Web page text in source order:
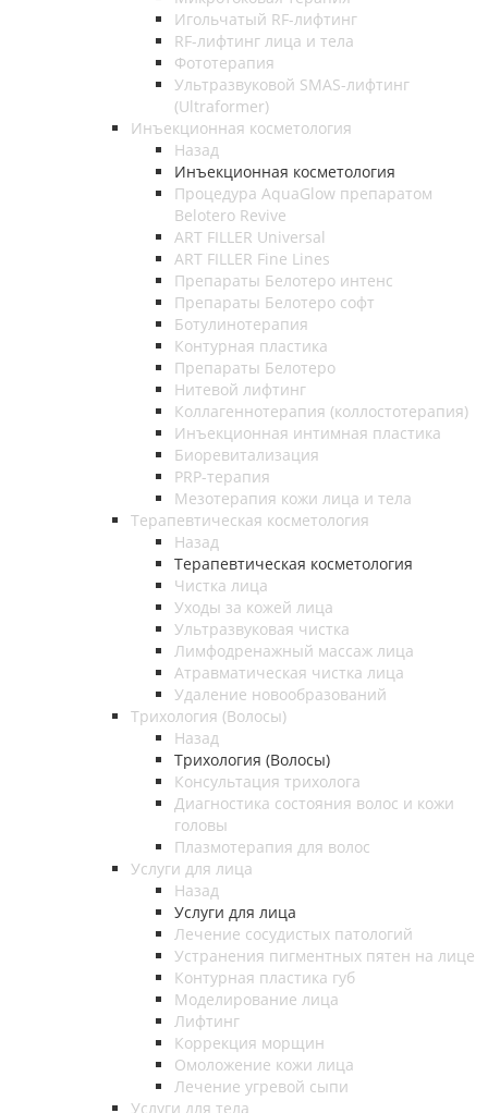
Игольчатый RF-лифтинг
RF-лифтинг лица и тела
Фототерапия
Ультразвуковой SMAS-лифтинг
(Ultraformer)
Инъекционная косметология
Назад
Инъекционная косметология
Процедура AquaGlow препаратом
Belotero Revive
ART FILLER Universal
ART FILLER Fine Lines
Препараты Белотеро интенс
Препараты Белотеро софт
Ботулинотерапия
Контурная пластика
Препараты Белотеро
Нитевой лифтинг
Коллагеннотерапия (коллостотерапия)
Инъекционная интимная пластика
Биоревитализация
PRP-терапия
Мезотерапия кожи лица и тела
Терапевтическая косметология
Назад
Терапевтическая косметология
Чистка лица
Уходы за кожей лица
Ультразвуковая чистка
Лимфодренажный массаж лица
Атравматическая чистка лица
Удаление новообразований
Трихология (Волосы)
Назад
Трихология (Волосы)
Консультация трихолога
Диагностика состояния волос и кожи
головы
Плазмотерапия для волос
Услуги для лица
Назад
Услуги для лица
Лечение сосудистых патологий
Устранения пигментных пятен на лице
Контурная пластика губ
Моделирование лица
Лифтинг
Коррекция морщин
Омоложение кожи лица
Лечение угревой сыпи
Услуги для тела